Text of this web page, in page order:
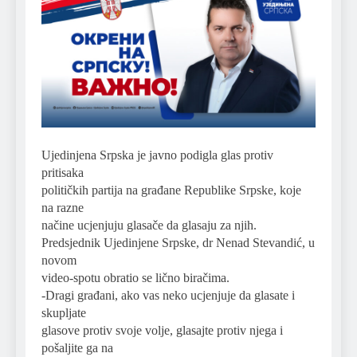
Ujedinjena Srpska je javno podigla glas protiv
pritisaka
političkih partija na građane Republike Srpske, koje
na razne
načine ucjenjuju glasače da glasaju za njih.
Predsjednik Ujedinjene Srpske, dr Nenad Stevandić, u
novom
video-spotu obratio se lično biračima.
-Dragi građani, ako vas neko ucjenjuje da glasate i
skupljate
glasove protiv svoje volje, glasajte protiv njega i
pošaljite ga na